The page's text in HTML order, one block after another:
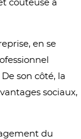
coûteuse à
en se
son côté, la
sociaux,
du